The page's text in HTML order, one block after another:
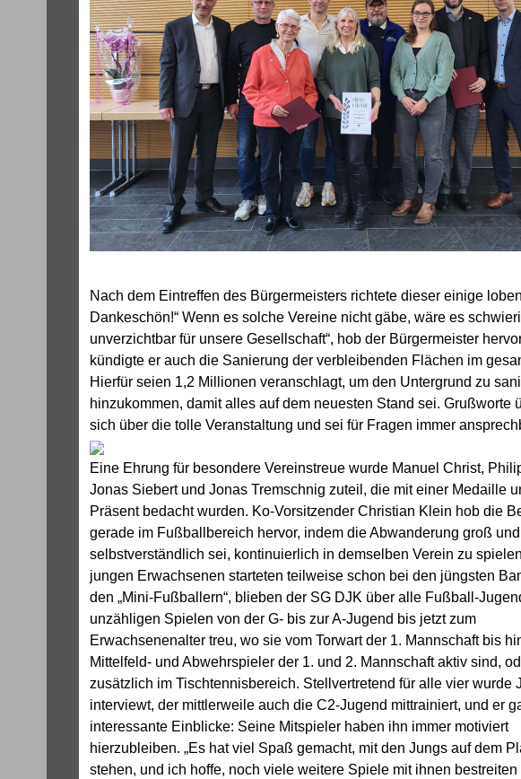
Nach dem Eintreffen des Bürgermeisters richtete dieser einige
Dankeschön!“ Wenn es solche Vereine nicht gäbe, wäre es
unverzichtbar für unsere Gesellschaft“, hob der Bürgermeister
kündigte er auch die Sanierung der verbleibenden Flächen im
Hierfür seien 1,2 Millionen veranschlagt, um den Untergrund zu
hinzukommen, damit alles auf dem neuesten Stand sei.
sich über die tolle Veranstaltung und sei für Fragen immer
Eine Ehrung für besondere Vereinstreue wurde Manuel Christ,
Jonas Siebert und Jonas Tremschnig zuteil, die mit einer Medaille
Präsent bedacht wurden. Ko-Vorsitzender Christian Klein hob die
gerade im Fußballbereich hervor, indem die Abwanderung groß
selbstverständlich sei, kontinuierlich in demselben Verein zu
jungen Erwachsenen starteten teilweise schon bei den jüngsten
den „Mini-Fußballern“, blieben der SG DJK über alle Fußball-
unzähligen Spielen von der G- bis zur A-Jugend bis jetzt zum
Erwachsenenalter treu, wo sie vom Torwart der 1. Mannschaft bis
Mittelfeld- und Abwehrspieler der 1. und 2. Mannschaft aktiv sind,
zusätzlich im Tischtennisbereich. Stellvertretend für alle vier wurde
interviewt, der mittlerweile auch die C2-Jugend mittrainiert, und er
interessante Einblicke: Seine Mitspieler haben ihn immer motiviert
hierzubleiben. „Es hat viel Spaß gemacht, mit den Jungs auf dem
stehen, und ich hoffe, noch viele weitere Spiele mit ihnen bestreiten